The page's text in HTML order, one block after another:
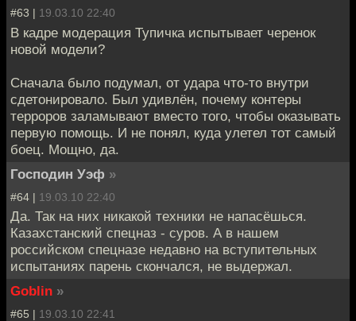
#63 | 19.03.10 22:40
В кадре модерация Тупичка испытывает черенок
новой модели?
Сначала было подумал, от удара что-то внутри
сдетонировало. Был удивлён, почему контеры
терроров заламывают вместо того, чтобы оказывать
первую помощь. И не понял, куда улетел тот самый
боец. Мощно, да.
Господин Уэф »
#64 | 19.03.10 22:40
Да. Так на них никакой техники не напасёшься.
Казахстанский спецназ - суров. А в нашем
российском спецназе недавно на вступительных
испытаниях парень скончался, не выдержал.
Goblin »
#65 | 19.03.10 22:41